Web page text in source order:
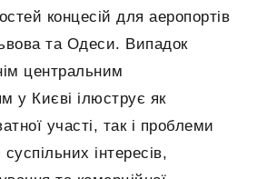
концесій для аеропортів
та Одеси. Випадок
центральним
у Києві ілюструє як
участі, так і проблеми
інтересів,